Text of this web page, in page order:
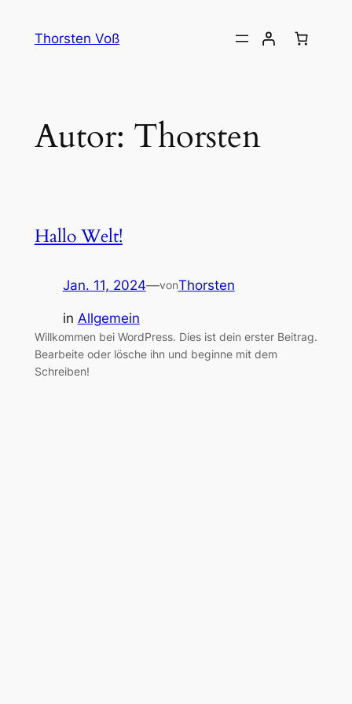
InhaltThorsten Voß
Autor: Thorsten
Hallo Welt!
Jan. 11, 2024—vonThorsten
in Allgemein
Willkommen bei WordPress. Dies ist dein erster Beitrag.
Bearbeite oder lösche ihn und beginne mit dem
Schreiben!